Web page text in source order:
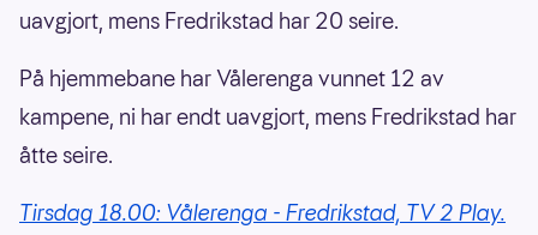
uavgjort, mens Fredrikstad har 20 seire.
På hjemmebane har Vålerenga vunnet 12 av
kampene, ni har endt uavgjort, mens Fredrikstad har
åtte seire.
Tirsdag 18.00: Vålerenga - Fredrikstad, TV 2 Play.